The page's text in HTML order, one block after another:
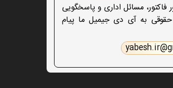
فاکتور، مسائل اداری و پاسخگویی
به آی دی جیمیل ما پیام